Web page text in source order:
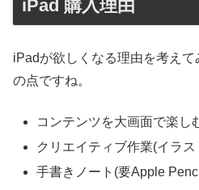
iPad 購入理由
iPadが欲しくなる理由を考え
の点ですね。
コンテンツを大画面で楽し
クリエイティブ作業(イラ
手書きノート(要Apple